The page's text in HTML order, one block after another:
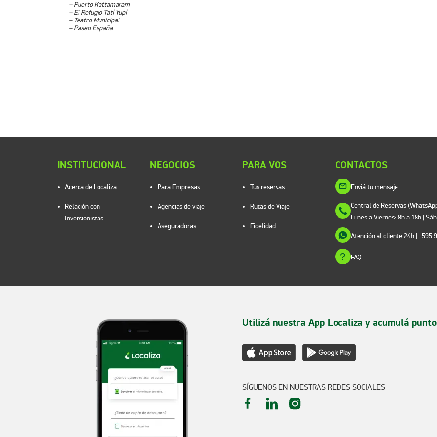
– Puerto Kattamaram
– El Refugio Tatí Yupí
– Teatro Municipal
– Paseo España
INSTITUCIONAL
Acerca de Localiza
Relación con
Inversionistas
NEGOCIOS
Para Empresas
Agencias de viaje
Aseguradoras
PARA VOS
Tus reservas
Rutas de Viaje
Fidelidad
CONTACTOS
Enviá tu mensaje
Central de Reservas
Lunes a Viernes: 8h a 18h |
Atención al cliente 24h | +595
FAQ
Utilizá nuestra App Localiza y acumulá
SÍGUENOS EN NUESTRAS REDES SOCIALES